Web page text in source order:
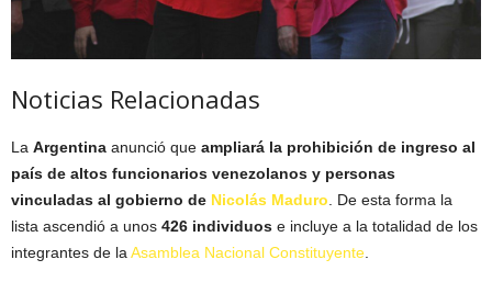
Noticias Relacionadas
La Argentina anunció que ampliará la prohibición de ingreso al
país de altos funcionarios venezolanos y personas
vinculadas al gobierno de Nicolás Maduro . De esta forma la
lista ascendió a unos 426 individuos e incluye a la totalidad de los
integrantes de la Asamblea Nacional Constituyente